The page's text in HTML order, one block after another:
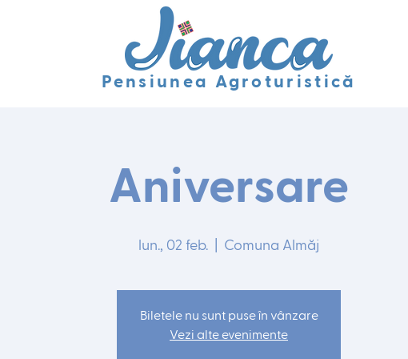
Pensiunea Agroturistică
Aniversare
lun., 02 feb. Comuna Almăj
Biletele nu sunt puse în vânzare
Vezi alte evenimente